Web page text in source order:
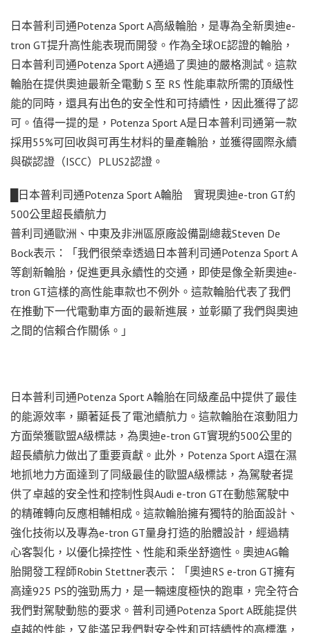
日本普利司通Potenza Sport A高級輪胎，是專為全新奧迪e-
tron GT提升高性能表現而開發。作為全球OE認證的輪胎，
日本普利司通Potenza Sport A通過了奧迪的嚴格測試。這款
輪胎在提供奧迪最新全電動 S 至 RS 性能車款所需的頂級性
能的同時，還具有出色的安全性和可持續性，因此獲得了認
可。值得一提的是，Potenza Sport A是日本普利司通第一款
採用55%可回收與可再生材料的量產輪胎，並獲得國際永續
與碳認證（ISCC）PLUS2認證。
█日本普利司通Potenza Sport A輪胎 實現奧迪e-tron GT約
500公里超長續航力
普利司通歐洲、中東及非洲區原廠設備副總裁Steven De
Bock表示：「我們很榮幸透過日本普利司通Potenza Sport A
等創新輪胎，促進更具永續性的交通，即使是像全新奧迪e-
tron GT這樣的高性能車款也不例外。這款輪胎代表了我們
在推動下一代電動車方面的最新進展，並彰顯了我們與奧迪
之間的信賴合作關係。」
日本普利司通Potenza Sport A輪胎在同級產品中提供了最佳
的能源效率，顯著延長了電池續航力。這款輪胎在滾動阻力
方面榮獲歐盟A級標誌，為奧迪e-tron GT實現約500公里的
超長續航力做出了重要貢獻。此外，Potenza Sport A還在濕
地抓地力方面達到了同級最佳的歐盟A級標誌，為駕駛者提
供了卓越的安全性和控制性與Audi e-tron GT在動態駕駛中
的精確轉向反應相輔相成。這款輪胎擁有獨特的胎面設計、
強化技術以及專為e-tron GT量身打造的胎體設計，經過精
心客製化，以優化操控性、性能和乘坐舒適性。奧迪AG輪
胎開發工程師Robin Stettner表示：「奧迪RS e-tron GT擁有
高達925 PS的強勁馬力，是一輛速度極快的跑車，完全符合
我們對駕駛動態的要求。普利司通Potenza Sport A既能提供
卓越的性能，又能滿足我們對安全性和可持續性的高標準，